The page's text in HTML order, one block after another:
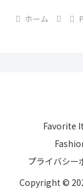
ホーム
Favorite
プライバシー
Copyright ©